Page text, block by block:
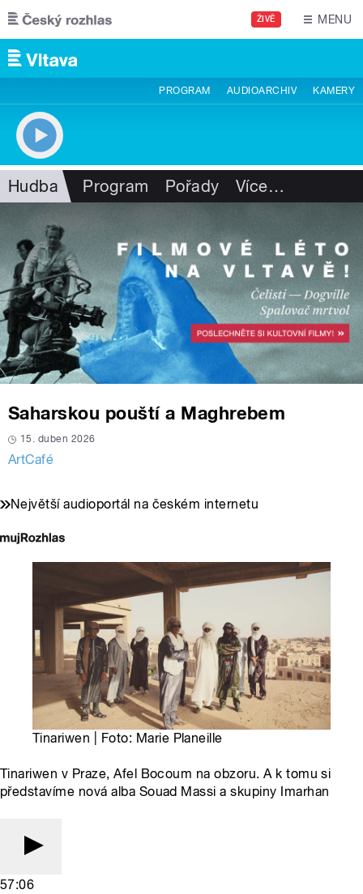
Přejít k hlavnímu obsahu
ŽIVĚ MENU
PROGRAM AUDIOARCHIV KAMERY
Hudba Program Pořady Více…
Saharskou pouští a Maghrebem
15. duben 2026
ArtCafé
Největší audioportál na českém internetu
Tinariwen | Foto: Marie Planeille
Tinariwen v Praze, Afel Bocoum na obzoru. A k tomu si
představíme nová alba Souad Massi a skupiny Imarhan
57:06